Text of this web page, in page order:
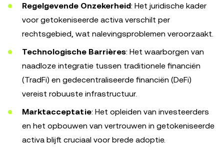
Regelgevende Onzekerheid: Het juridische kader
voor getokeniseerde activa verschilt per
rechtsgebied, wat nalevingsproblemen veroorzaakt.
Technologische Barrières: Het waarborgen van
naadloze integratie tussen traditionele financiën
(TradFi) en gedecentraliseerde financiën (DeFi)
vereist robuuste infrastructuur.
Marktacceptatie: Het opleiden van investeerders
en het opbouwen van vertrouwen in getokeniseerde
activa blijft cruciaal voor brede adoptie.